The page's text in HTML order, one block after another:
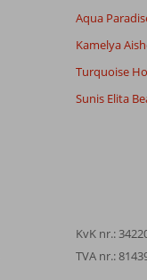
Aqua
Kamelya
Turquoise
Sunis Elita
KvK nr.:
TVA nr.: